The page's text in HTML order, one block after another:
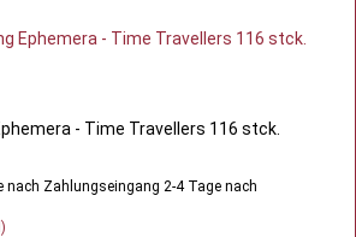
- Time Travellers 116 stck.
2-4 Tage nach